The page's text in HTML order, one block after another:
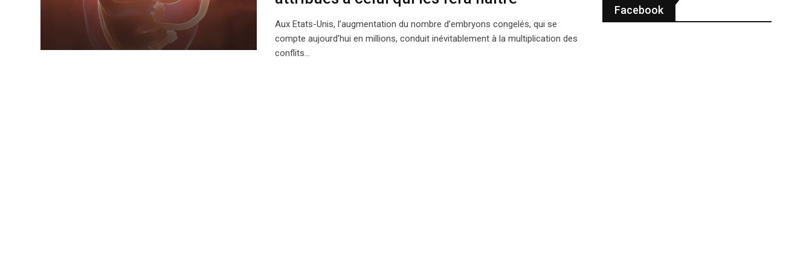
Aux Etats-Unis, l’augmentation du nombre d’embryons congelés, qui se
compte aujourd’hui en millions, conduit inévitablement à la multiplication des
conflits…
Facebook